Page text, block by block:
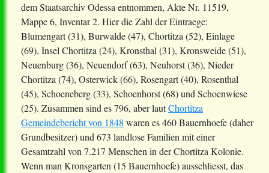
dem Staatsarchiv Odessa entnommen, Akte Nr. 11519,
Mappe 6, Inventar 2. Hier die Zahl der Eintraege:
Blumengart (31), Burwalde (47), Chortitza (52), Einlage
(69), Insel Chortitza (24), Kronsthal (31), Kronsweide (51),
Neuenburg (36), Neuendorf (63), Neuhorst (36), Nieder
Chortitza (74), Osterwick (66), Rosengart (40), Rosenthal
(45), Schoeneberg (33), Schoenhorst (68) und Schoenwiese
(25). Zusammen sind es 796, aber lautChortitza
Gemeindebericht von 1848 waren es 460 Bauernhoefe (daher
Grundbesitzer) und 673 landlose Familien mit einer
Gesamtzahl von 7.217 Menschen in der Chortitza Kolonie.
Wenn man Kronsgarten (15 Bauernhoefe) ausschliesst, das